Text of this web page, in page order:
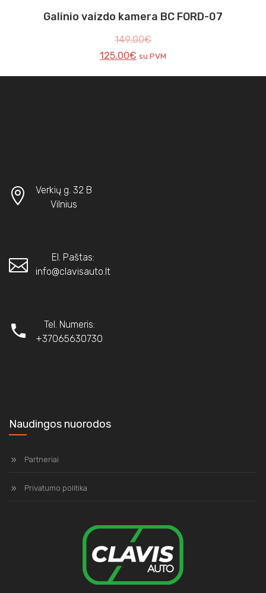
Galinio vaizdo kamera BC FORD-07
149.00€
125.00€ su PVM
Verkių g. 32 B
Vilnius
El. Paštas:
info@clavisauto.lt
Tel. Numeris:
+37065630730
Naudingos nuorodos
Partneriai
Privatumo politika